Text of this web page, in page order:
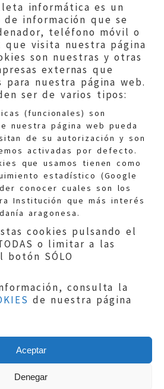
informática es un
de información que se
teléfono móvil o
que visita nuestra página
son nuestras y otras
externas que
para nuestra página web.
ser de varios tipos:
(funcionales) son
nuestra página web pueda
de su autorización y son
activadas por defecto.
que usamos tienen como
estadístico (Google
conocer cuales son los
Institución que más interés
aragonesa.
cookies pulsando el
o limitar a las
botón SÓLO
consulta la
de nuestra página
Aceptar
Denegar
general:
900 210 210/
Política de privacidad|
cookies
El Justicia de Aragón|
Sephor Consulting